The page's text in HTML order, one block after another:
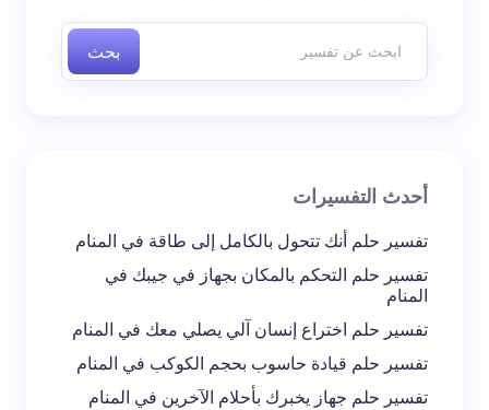
احفظ اسمي والبريد الإلكتروني في هذا المتصفح
لاستخدامه في المرة المقبلة في تعليقي.
بحث
أحدث التفسيرات
تفسير حلم أنك تتحول بالكامل إلى طاقة في المنام
تفسير حلم التحكم بالمكان بجهاز في جيبك في
المنام
تفسير حلم اختراع إنسان آلي يصلي معك في المنام
تفسير حلم قيادة حاسوب بحجم الكوكب في المنام
تفسير حلم جهاز يخبرك بأحلام الآخرين في المنام